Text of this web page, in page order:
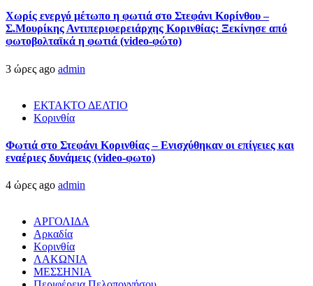
Χωρίς ενεργό μέτωπο η φωτιά στο Στεφάνι Κορίνθου –
Σ.Μουρίκης Αντιπεριφερειάρχης Κορινθίας: Ξεκίνησε από
φωτοβολταϊκά η φωτιά (video-φώτο)
3 ώρες ago admin
ΕΚΤΑΚΤΟ ΔΕΛΤΙΟ
Κορινθία
Φωτιά στο Στεφάνι Κορινθίας – Ενισχύθηκαν οι επίγειες και
εναέριες δυνάμεις (video-φωτο)
4 ώρες ago admin
ΑΡΓΟΛΙΔΑ
Αρκαδία
Κορινθία
ΛΑΚΩΝΙΑ
ΜΕΣΣΗΝΙΑ